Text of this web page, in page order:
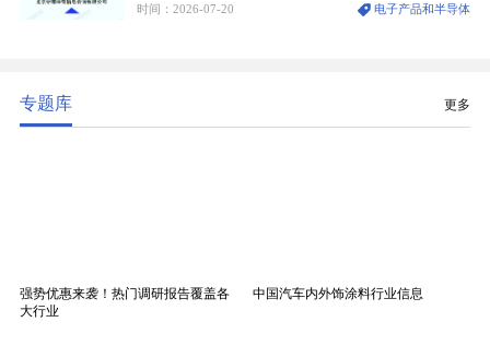
生产制造过程中不可或缺的核心基材。电子布具备高
时间：2026-07-20 电子产品和半导体
专题库 更多
强势优惠来袭！热门调研报告覆盖各
大行业
中国汽车内外饰涂料行业信息